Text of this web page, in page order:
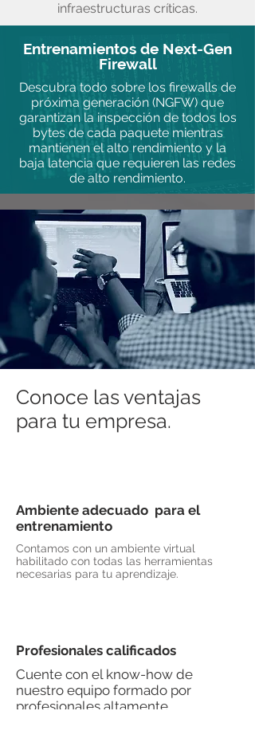
infraestructuras críticas.
Entrenamientos de Next-Gen
Firewall
Descubra todo sobre los firewalls de
próxima generación (NGFW) que
garantizan la inspección de todos los
bytes de cada paquete mientras
mantienen el alto rendimiento y la
baja latencia que requieren las redes
de alto rendimiento.
Conoce las ventajas
para tu empresa.
Ambiente adecuado para el
entrenamiento
Contamos con un ambiente virtual
habilitado con todas las herramientas
necesarias para tu aprendizaje.
Profesionales calificados
Cuente con el know-how de
nuestro equipo formado por
profesionales altamente